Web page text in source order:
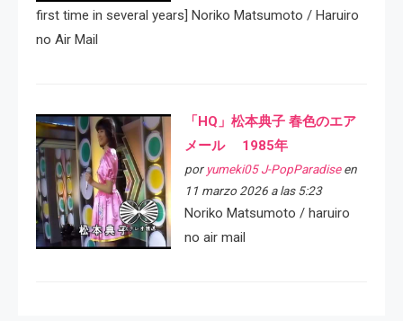
first time in several years] Noriko Matsumoto / Haruiro
no Air Mail
「HQ」松本典子 春色のエア
メール 1985年
por yumeki05 J-PopParadiseen
11 marzo 2026 a las 5:23
Noriko Matsumoto / haruiro
no air mail